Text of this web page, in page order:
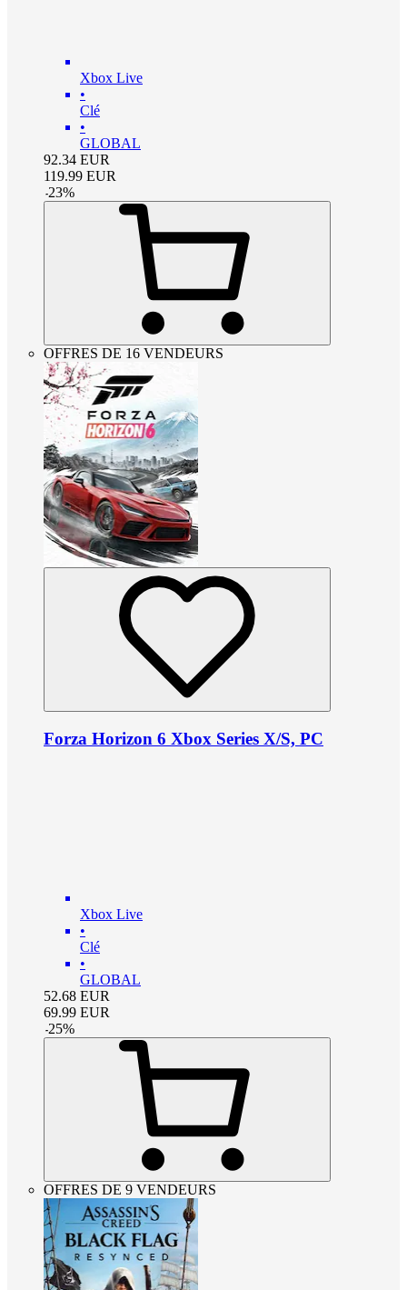
Xbox Live
•
Clé
•
GLOBAL
92.34 EUR
119.99 EUR
-23%
OFFRES DE 16 VENDEURS
Forza Horizon 6 Xbox Series X/S, PC
Xbox Live
•
Clé
•
GLOBAL
52.68 EUR
69.99 EUR
-25%
OFFRES DE 9 VENDEURS